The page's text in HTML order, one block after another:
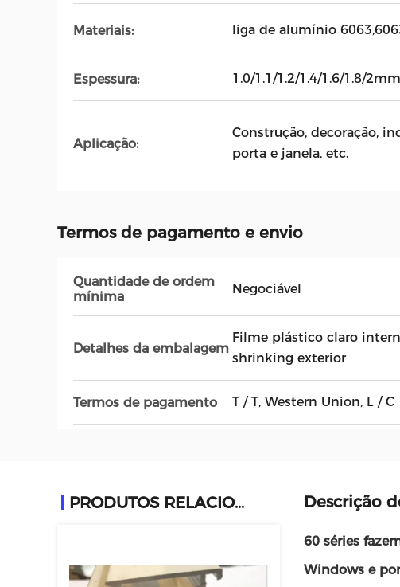
Materiais: liga de alumínio
Espessura: 1.0/1.1/1.2/1.4/1.6/1.8/2mm
Aplicação:
Construção, decoração,
porta e janela, etc.
Termos de pagamento e envio
Quantidade de ordem
mínima
Negociável
Detalhes da embalagem
Filme plástico claro
shrinking exterior
Termos de pagamento T / T, Western Union, L / C
PRODUTOS RELACIONADOS Descrição
60 séries
Windows e